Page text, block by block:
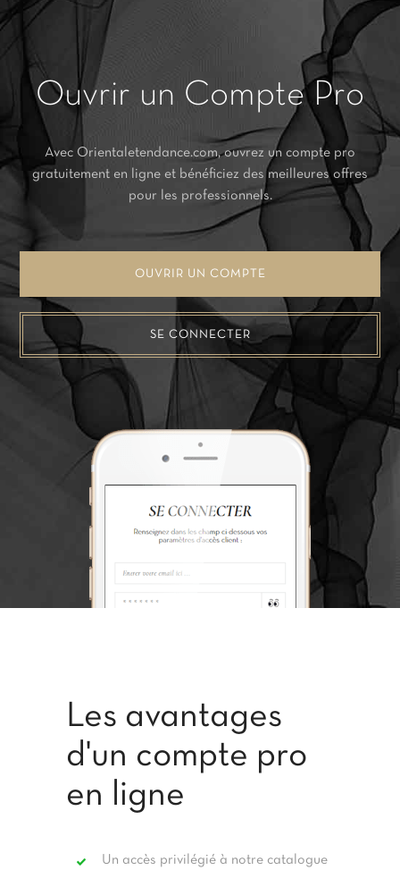
Ouvrir un Compte Pro
Avec Orientaletendance.com, ouvrez un compte pro
gratuitement en ligne et bénéficiez des meilleures offres
pour les professionnels.
OUVRIR UN COMPTE
SE CONNECTER
Les avantages
d'un compte pro
en ligne
Un accès privilégié à notre catalogue